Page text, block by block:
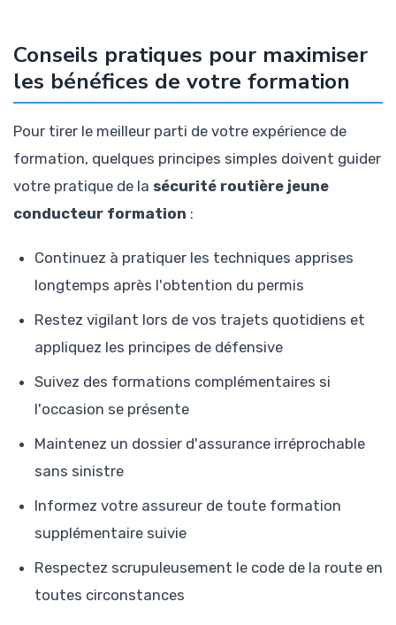
Conseils pratiques pour maximiser
les bénéfices de votre formation
Pour tirer le meilleur parti de votre expérience de
formation, quelques principes simples doivent guider
votre pratique de la sécurité routière jeune
conducteur formation :
Continuez à pratiquer les techniques apprises
longtemps après l'obtention du permis
Restez vigilant lors de vos trajets quotidiens et
appliquez les principes de défensive
Suivez des formations complémentaires si
l'occasion se présente
Maintenez un dossier d'assurance irréprochable
sans sinistre
Informez votre assureur de toute formation
supplémentaire suivie
Respectez scrupuleusement le code de la route en
toutes circonstances